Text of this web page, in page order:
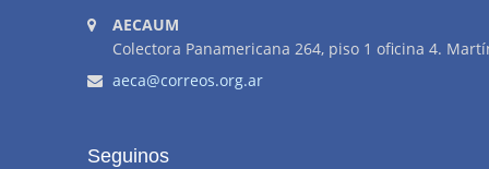
AECAUM
Colectora Panamericana 264, piso 1 oficina 4.
aeca@correos.org.ar
Seguinos